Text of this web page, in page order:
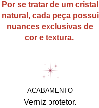
Por se tratar de um cristal
natural, cada peça possui
nuances exclusivas de
cor e textura.
ACABAMENTO
Verniz protetor.